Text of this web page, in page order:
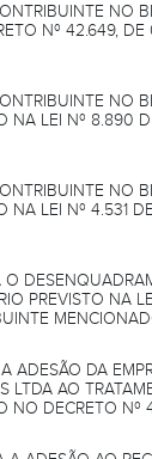
NO
Nº 42.649,
NO
NA LEI Nº 8.890
NO
NA LEI Nº 4.531
O
PREVISTO NA
ADESÃO DA
LTDA AO
NO DECRETO Nº